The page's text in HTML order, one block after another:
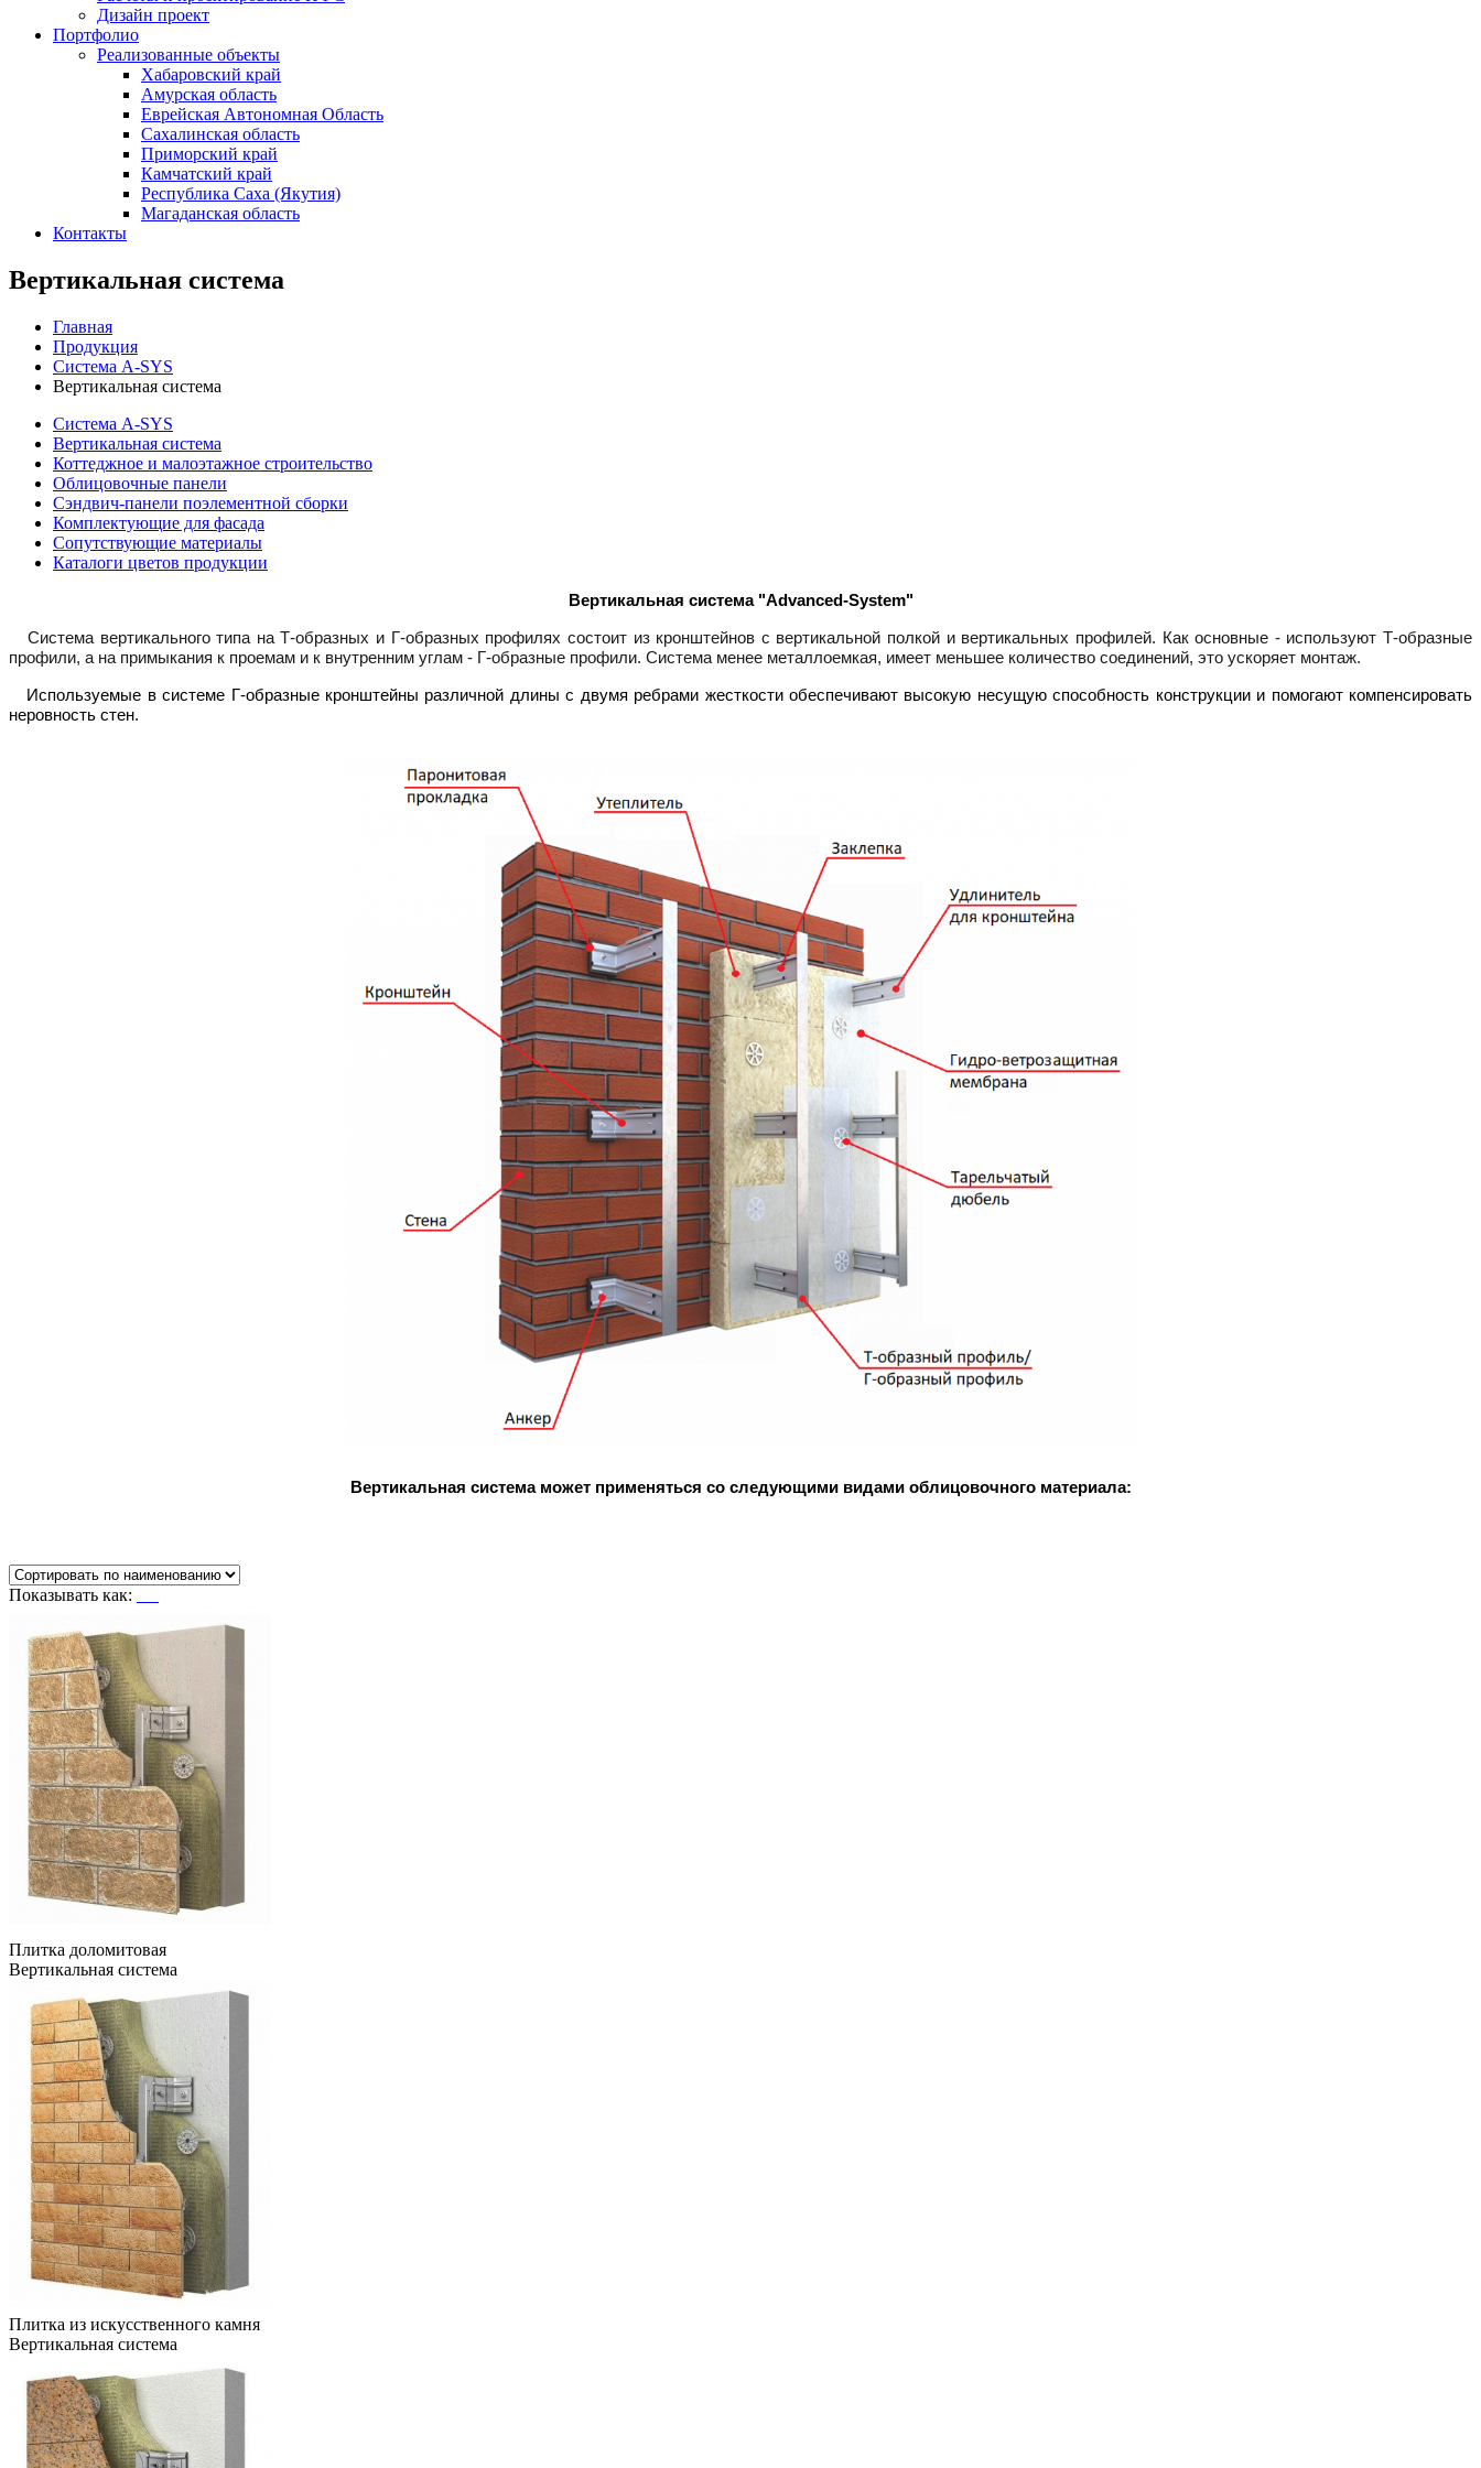
Дизайн проект
Портфолио
Реализованные объекты
Хабаровский край
Амурская область
Еврейская Автономная Область
Сахалинская область
Приморский край
Камчатский край
Республика Саха (Якутия)
Магаданская область
Контакты
Вертикальная система
Главная
Продукция
Система A-SYS
Вертикальная система
Система A-SYS
Вертикальная система
Коттеджное и малоэтажное строительство
Облицовочные панели
Сэндвич-панели поэлементной сборки
Комплектующие для фасада
Сопутствующие материалы
Каталоги цветов продукции
Вертикальная система "Advanced-System"
Система вертикального типа на Т-образных и Г-образных профилях состоит из кронштейнов с вертикальной полкой и вертикальных профилей. Как основные - используют Т-образные
профили, а на примыкания к проемам и к внутренним углам - Г-образные профили. Система менее металлоемкая, имеет меньшее количество соединений, это ускоряет монтаж.
Используемые в системе Г-образные кронштейны различной длины с двумя ребрами жесткости обеспечивают высокую несущую способность конструкции и помогают компенсировать
неровность стен.
Вертикальная система может применяться со следующими видами облицовочного материала:
Показывать как:
Плитка доломитовая
Вертикальная система
Плитка из искусственного камня
Вертикальная система